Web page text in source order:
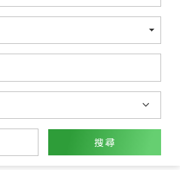
搜尋